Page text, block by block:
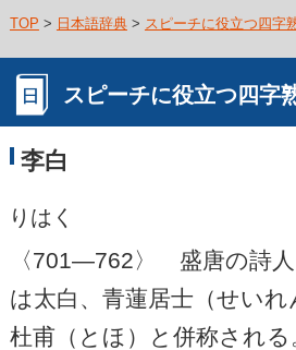
TOP > 日本語辞典> スピーチに役立つ四字
スピーチに役立つ四字
李白
りはく
〈701―762〉 盛唐の詩人
は太白、青蓮居士（せいれ
杜甫（とほ）と併称され